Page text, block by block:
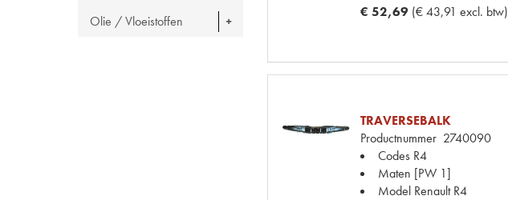
Olie / Vloeistoffen
€ 52,69 (€ 43,91 excl. btw)
TRAVERSEBALK
Productnummer 2740090
Codes R4
Maten [PW 1]
Model Renault R4